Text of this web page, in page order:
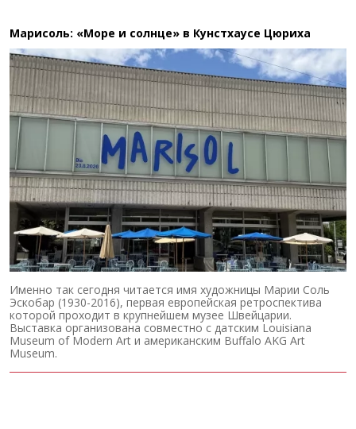
Марисоль: «Море и солнце» в Кунстхаусе Цюриха
Именно так сегодня читается имя художницы Марии Соль
Эскобар (1930-2016), первая европейская ретроспектива
которой проходит в крупнейшем музее Швейцарии.
Выставка организована совместно с датским Louisiana
Museum of Modern Art и американским Buffalo AKG Art
Museum.